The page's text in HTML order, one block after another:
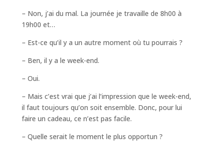
– Non, j’ai du mal. La journée je travaille de 8h00 à
19h00 et…
– Est-ce qu’il y a un autre moment où tu pourrais ?
– Ben, il y a le week-end.
– Oui.
– Mais c’est vrai que j’ai l’impression que le week-end,
il faut toujours qu’on soit ensemble. Donc, pour lui
faire un cadeau, ce n’est pas facile.
– Quelle serait le moment le plus opportun ?